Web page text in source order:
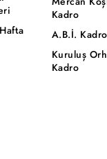
Kadro
A.B.İ. Kadro
Kuruluş
Kadro